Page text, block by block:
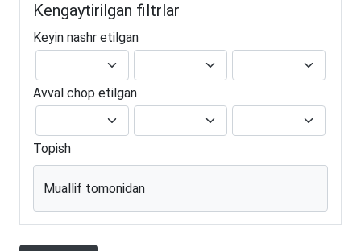
Kengaytirilgan filtrlar
Keyin nashr etilgan
Avval chop etilgan
Topish
Muallif tomonidan